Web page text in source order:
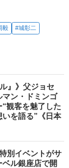
毅
#城彰二
』》父ジョセ
マン・ドミンゴ
観客を魅了した
を語る”《日本
別イベントがサ
ル銀座店で開